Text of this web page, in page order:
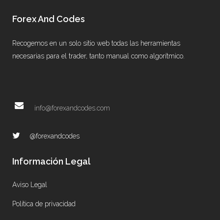
Forex And Codes
Recogemos en un solo sitio web todas las herramientas
necesarias para el trader, tanto manual como algorítmico.
info@forexandcodes.com
@forexandcodes
Información Legal
Aviso Legal
Política de privacidad